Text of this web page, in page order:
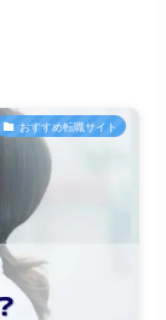
おすすめ転職サイト